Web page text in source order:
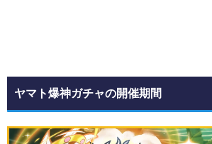
ヤマト爆神ガチャの開催期間